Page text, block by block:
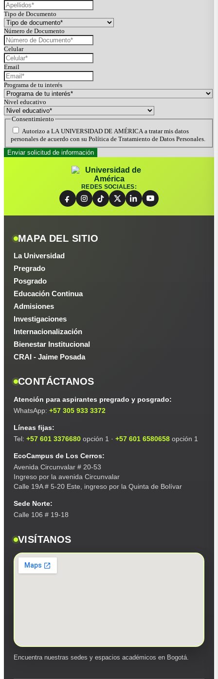
Tipo de Documento
Número de Documento
Celular
Email
Programa de tu interés
Nivel educativo
Consentimiento
Autorizo a LA UNIVERSIDAD DE AMÉRICA a tratar mis datos
personales de acuerdo con su Política de Tratamiento de Datos Personales.
REDES SOCIALES:
MAPA DEL SITIO
La Universidad
Pregrado
Posgrado
Educación Continua
Admisiones
Investigaciones
Internacionalización
Bienestar Institucional
CRAI - Jaime Posada
CONTÁCTANOS
Atención para aspirantes pregrado y posgrado:
WhatsApp: +57 305 933 3372
Líneas fijas:
Tel: +57 601 3376680 opción 1 · +57 601 6580658 opción 1
EcoCampus de Los Cerros:
Avenida Circunvalar # 20-53
Ingreso por la avenida Circunvalar
Calle 19A # 5-20 Este, ingreso por la Quinta de Bolívar
Sede Norte:
Calle 106 # 19-18
VISÍTANOS
Encuentra nuestras sedes y espacios académicos en Bogotá.